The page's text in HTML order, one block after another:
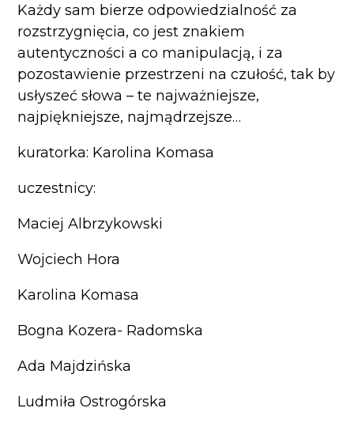
Każdy sam bierze odpowiedzialność za
rozstrzygnięcia, co jest znakiem
autentyczności a co manipulacją, i za
pozostawienie przestrzeni na czułość, tak by
usłyszeć słowa – te najważniejsze,
najpiękniejsze, najmądrzejsze…
kuratorka: Karolina Komasa
uczestnicy:
Maciej Albrzykowski
Wojciech Hora
Karolina Komasa
Bogna Kozera- Radomska
Ada Majdzińska
Ludmiła Ostrogórska